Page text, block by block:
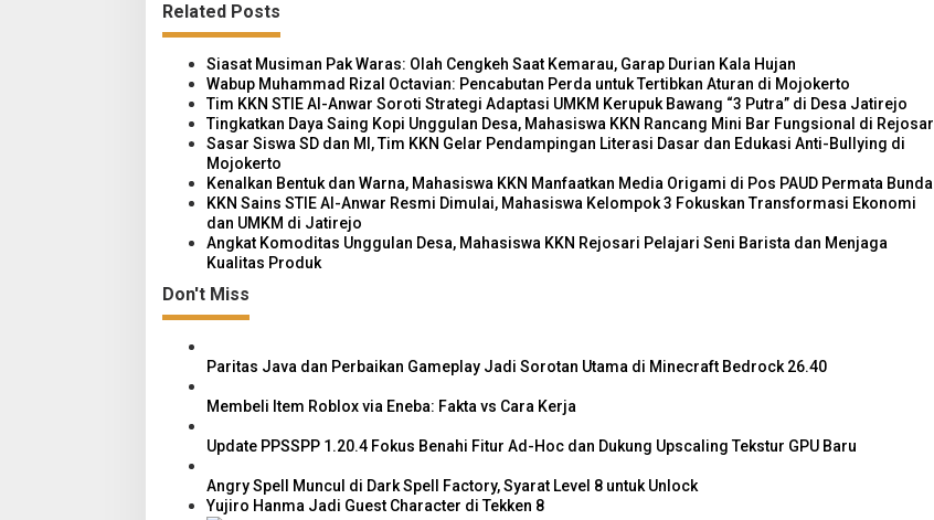
t
n
a
v
i
g
a
t
i
o
n
Related Posts
Siasat Musiman Pak Waras: Olah Cengkeh Saat Kemarau, Garap Durian Kala Hujan
Wabup Muhammad Rizal Octavian: Pencabutan Perda untuk Tertibkan Aturan di Mojokerto
Tim KKN STIE Al-Anwar Soroti Strategi Adaptasi UMKM Kerupuk Bawang “3 Putra” di Desa Jatirejo
Tingkatkan Daya Saing Kopi Unggulan Desa, Mahasiswa KKN Rancang Mini Bar Fungsional di
Sasar Siswa SD dan MI, Tim KKN Gelar Pendampingan Literasi Dasar dan Edukasi Anti-Bullying di
Mojokerto
Kenalkan Bentuk dan Warna, Mahasiswa KKN Manfaatkan Media Origami di Pos PAUD Permata Bunda
KKN Sains STIE Al-Anwar Resmi Dimulai, Mahasiswa Kelompok 3 Fokuskan Transformasi Ekonomi
dan UMKM di Jatirejo
Angkat Komoditas Unggulan Desa, Mahasiswa KKN Rejosari Pelajari Seni Barista dan Menjaga
Kualitas Produk
Don't Miss
Paritas Java dan Perbaikan Gameplay Jadi Sorotan Utama di Minecraft Bedrock 26.40
Membeli Item Roblox via Eneba: Fakta vs Cara Kerja
Update PPSSPP 1.20.4 Fokus Benahi Fitur Ad-Hoc dan Dukung Upscaling Tekstur GPU Baru
Angry Spell Muncul di Dark Spell Factory, Syarat Level 8 untuk Unlock
Yujiro Hanma Jadi Guest Character di Tekken 8